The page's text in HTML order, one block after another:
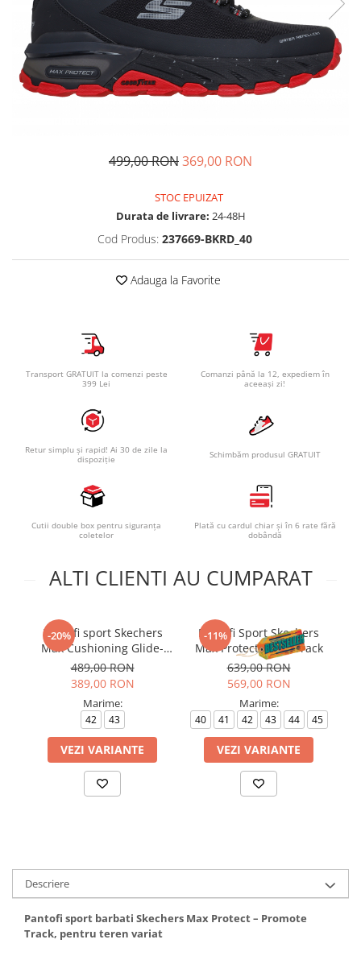
Tricouri copii
Pantaloni lungi copii
Bluze copii
Geci si veste copii
Pantaloni scurti Copii
499,00 RON369,00 RON
STOC EPUIZAT
Durata de livrare: 24-48H
Cod Produs: 237669-BKRD_40
Adauga la Favorite
Transport GRATUIT la comenzi peste
399 Lei
Comanzi până la 12, expediem în
aceeași zi!
Retur simplu și rapid! Ai 30 de zile la
dispoziție
Schimbăm produsul GRATUIT
Cutii double box pentru siguranța
coletelor
Plată cu cardul chiar și în 6 rate fără
dobândă
ALTI CLIENTI AU CUMPARAT
-20%
Pantofi sport Skechers
Max Cushioning Glide-
Step - T
489,00 RON
389,00 RON
Marime:
42 43
VEZI VARIANTE
-11%
Pantofi Sport Skechers
Max Protect - Fast Track
639,00 RON
569,00 RON
Marime:
40 41 42 43 44 45
VEZI VARIANTE
Descriere
Pantofi sport barbati Skechers Max Protect – Promote
Track, pentru teren variat